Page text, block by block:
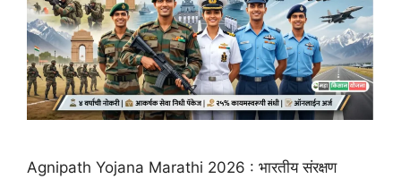
Agnipath Yojana Marathi 2026 : भारतीय संरक्षण